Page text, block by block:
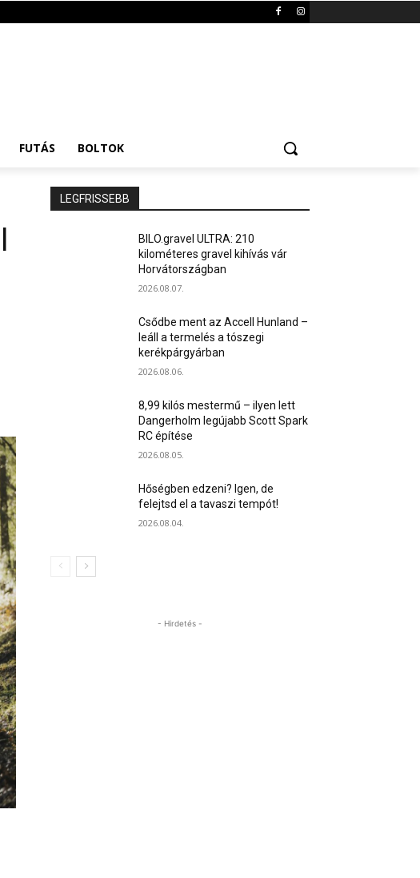
FUTÁS BOLTOK
LEGFRISSEBB
BILO.gravel ULTRA: 210
kilométeres gravel kihívás vár
Horvátországban
2026.08.07.
Csődbe ment az Accell Hunland –
leáll a termelés a tószegi
kerékpárgyárban
2026.08.06.
8,99 kilós mestermű – ilyen lett
Dangerholm legújabb Scott Spark
RC építése
2026.08.05.
Hőségben edzeni? Igen, de
felejtsd el a tavaszi tempót!
2026.08.04.
- Hirdetés -